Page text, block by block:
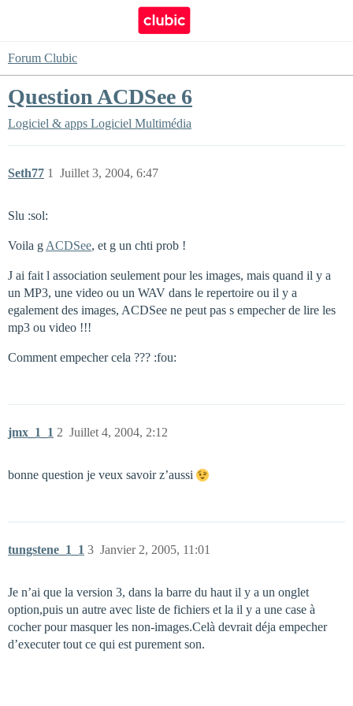
Forum Clubic
Question ACDSee 6
Logiciel & apps Logiciel Multimédia
Seth77 Juillet 3, 2004, 6:47
1
Slu :sol:
Voila g ACDSee, et g un chti prob !
J ai fait l association seulement pour les images, mais quand il y a
un MP3, une video ou un WAV dans le repertoire ou il y a
egalement des images, ACDSee ne peut pas s empecher de lire les
mp3 ou video !!!
Comment empecher cela ??? :fou:
jmx_1_1 Juillet 4, 2004, 2:12
2
bonne question je veux savoir z’aussi
tungstene_1_1 Janvier 2, 2005, 11:01
3
Je n’ai que la version 3, dans la barre du haut il y a un onglet
option,puis un autre avec liste de fichiers et la il y a une case à
cocher pour masquer les non-images.Celà devrait déja empecher
d’executer tout ce qui est purement son.